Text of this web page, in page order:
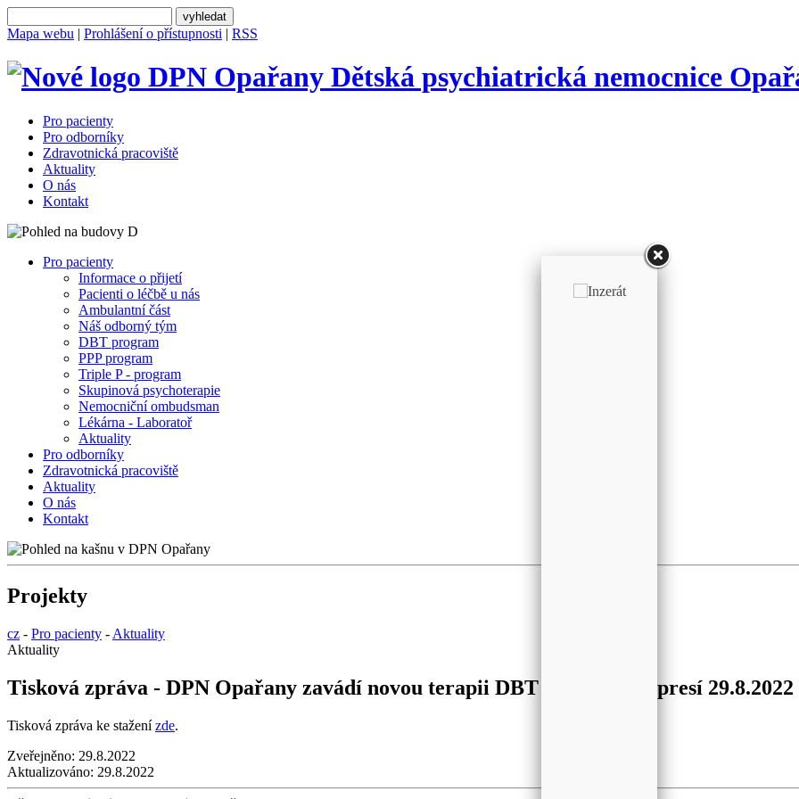
Mapa webu | Prohlášení o přístupnosti | RSS
Dětská psychiatrická nemocnice
Pro pacienty
Pro odborníky
Zdravotnická pracoviště
Aktuality
O nás
Kontakt
Pro pacienty
Informace o přijetí
Pacienti o léčbě u nás
Ambulantní část
Náš odborný tým
DBT program
PPP program
Triple P - program
Skupinová psychoterapie
Nemocniční ombudsman
Lékárna - Laboratoř
Aktuality
Pro odborníky
Zdravotnická pracoviště
Aktuality
O nás
Kontakt
Projekty
cz - Pro pacienty - Aktuality
Aktuality
Tisková zpráva - DPN Opařany zavádí novou terapii DBT pro léčbu depresí 29.8.2022
Tisková zpráva ke staženízde.
Zveřejněno: 29.8.2022
Aktualizováno: 29.8.2022